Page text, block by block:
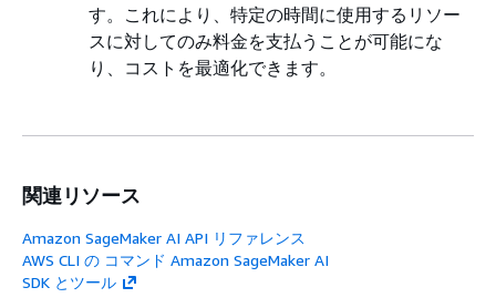
す。これにより、特定の時間に使用するリソー
スに対してのみ料金を支払うことが可能にな
り、コストを最適化できます。
関連リソース
Amazon SageMaker AI API リファレンス
AWS CLI の コマンド Amazon SageMaker AI
SDK とツール